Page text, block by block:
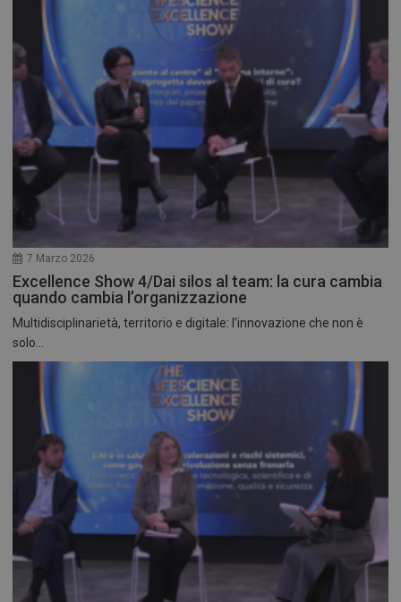
7 Marzo 2026
Excellence Show 4/Dai silos al team: la cura cambia
quando cambia l’organizzazione
Multidisciplinarietà, territorio e digitale: l’innovazione che non è
solo...